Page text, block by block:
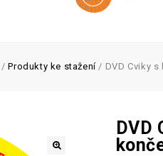
/Produkty ke stažení/ DVD Cviky